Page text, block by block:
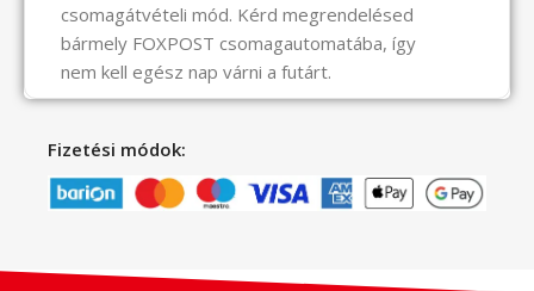
csomagátvételi mód. Kérd megrendelésed
bármely FOXPOST csomagautomatába, így
nem kell egész nap várni a futárt.
Fizetési módok: